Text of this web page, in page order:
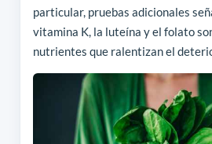
particular, pruebas adicionales
vitamina K, la luteína y el folato
nutrientes que ralentizan el